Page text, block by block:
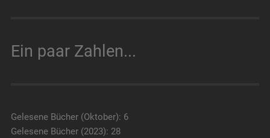
Ein paar Zahlen...
Gelesene Bücher (Oktober): 6
Gelesene Bücher (2023): 28